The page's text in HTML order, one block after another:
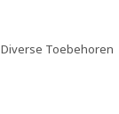
Diverse Toebehoren